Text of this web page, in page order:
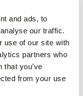
and ads, to
our traffic.
use of our site with
partners who
that you’ve
from your use
sau card de
este sigur de
de carduri.
fața în sus și